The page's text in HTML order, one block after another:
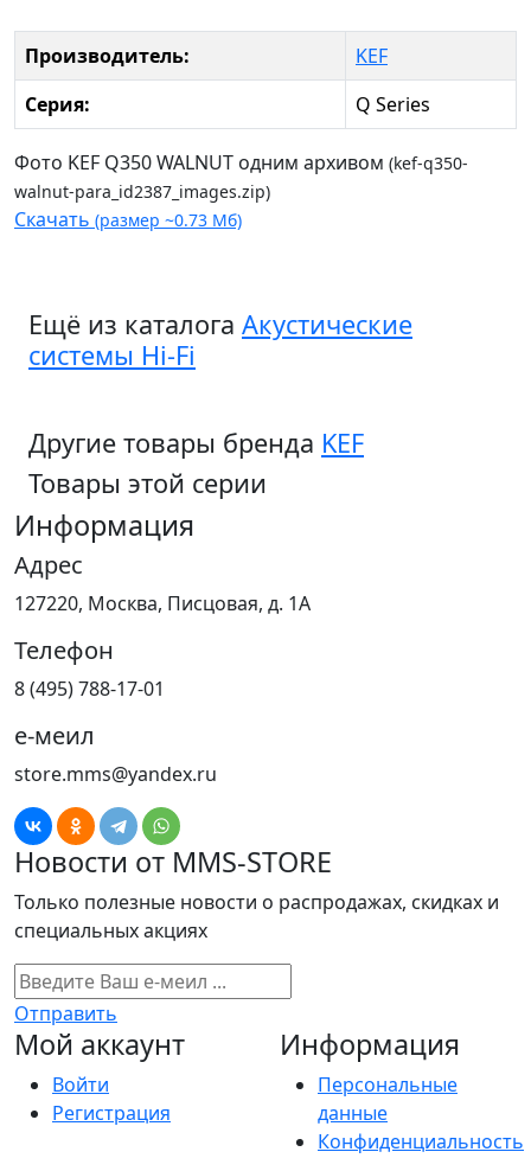
Производитель:
KEF
Серия:
Q Series
Фото KEF Q350 WALNUT одним архивом (kef-q350-
walnut-para_id2387_images.zip)
Скачать (размер ~0.73 Мб)
Ещё из каталога Акустические
системы Hi-Fi
Другие товары бренда KEF
Товары этой серии
Информация
Адрес
127220, Москва, Писцовая, д. 1А
Телефон
8 (495) 788-17-01
е-меил
store.mms@yandex.ru
Новости от MMS-STORE
Только полезные новости о распродажах, скидках и
специальных акциях
Отправить
Мой аккаунт
Войти
Регистрация
Информация
Персональные
данные
Конфиденциальность